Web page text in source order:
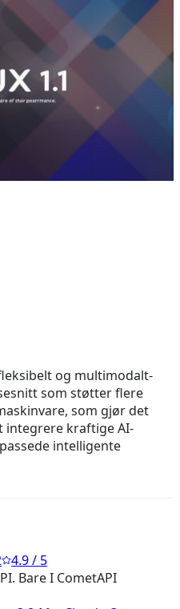
og multimodalt-
som støtter flere
som gjør det
integrere kraftige AI-
intelligente
4.9 / 5
Bare I CometAPI